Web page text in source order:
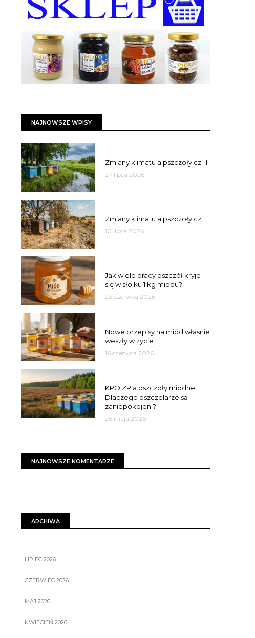
NAJNOWSZE WPISY
Zmiany klimatu a pszczoły cz. II
27 lipca 2026
Zmiany klimatu a pszczoły cz. I
10 lipca 2026
Jak wiele pracy pszczół kryje
się w słoiku 1 kg miodu?
23 czerwca 2026
Nowe przepisy na miód właśnie
weszły w życie
16 czerwca 2026
KPO ZP a pszczoły miodne.
Dlaczego pszczelarze są
zaniepokojeni?
26 maja 2026
NAJNOWSZE KOMENTARZE
ARCHIWA
LIPIEC 2026
CZERWIEC 2026
MAJ 2026
KWIECIEŃ 2026